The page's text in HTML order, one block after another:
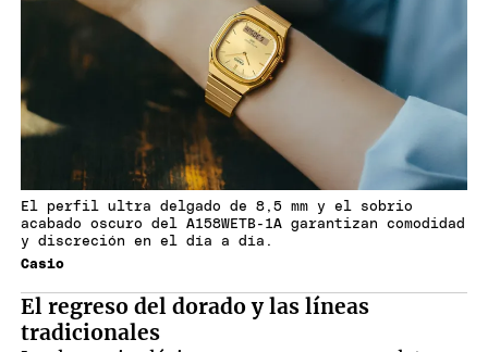
El perfil ultra delgado de 8,5 mm y el sobrio
acabado oscuro del A158WETB-1A garantizan comodidad
y discreción en el día a día.
Casio
El regreso del dorado y las líneas
tradicionales